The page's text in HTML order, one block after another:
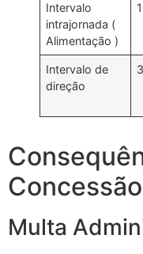
Intervalo
intrajornada (
Alimentação )
Intervalo de
direção
Concessão
Multa